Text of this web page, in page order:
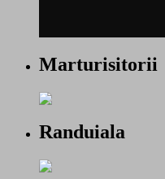
Marturisitorii
Randuiala